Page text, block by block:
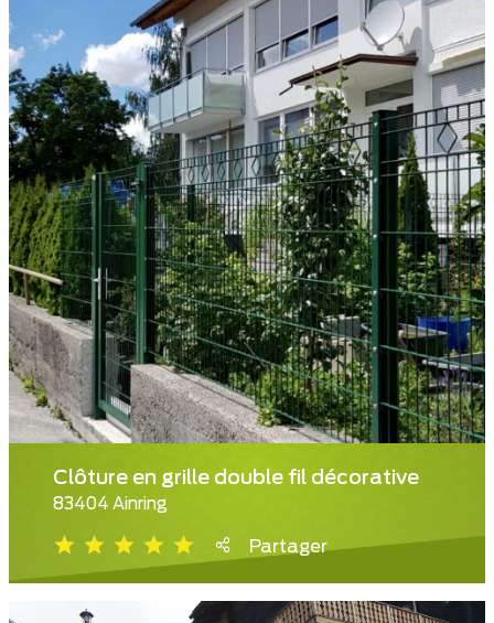
Clôture en grille double fil décorative
83404 Ainring
Partager